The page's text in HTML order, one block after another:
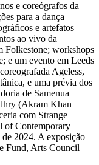
e coreógrafos da
para a dança
e artefatos
ao vivo da
Folkestone; workshops
e um evento em Leeds
Ageless,
e uma prévia dos
de Samenua
(Akram Khan
com Strange
of Contemporary
2024. A exposição
Fund, Arts Council